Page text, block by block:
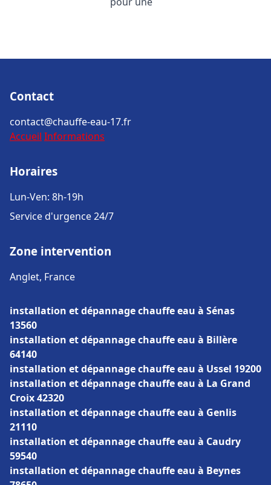
Contact
contact@chauffe-eau-17.fr
Accueil Informations
Horaires
Lun-Ven: 8h-19h
Service d'urgence 24/7
Zone intervention
Anglet, France
installation et dépannage chauffe eau à Sénas
13560
installation et dépannage chauffe eau à Billère
64140
installation et dépannage chauffe eau à Ussel 19200
installation et dépannage chauffe eau à La Grand
Croix 42320
installation et dépannage chauffe eau à Genlis
21110
installation et dépannage chauffe eau à Caudry
59540
installation et dépannage chauffe eau à Beynes